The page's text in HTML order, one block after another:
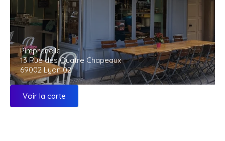
Pimprenelle
13 Rue des Quatre Chapeaux
69002 Lyon 02
Voir la carte